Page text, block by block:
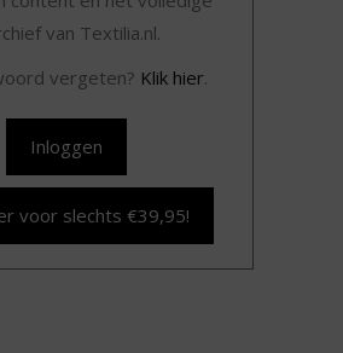
van Textilia.nl.
vergeten? Klik hier.
Inloggen
voor slechts €39,95!